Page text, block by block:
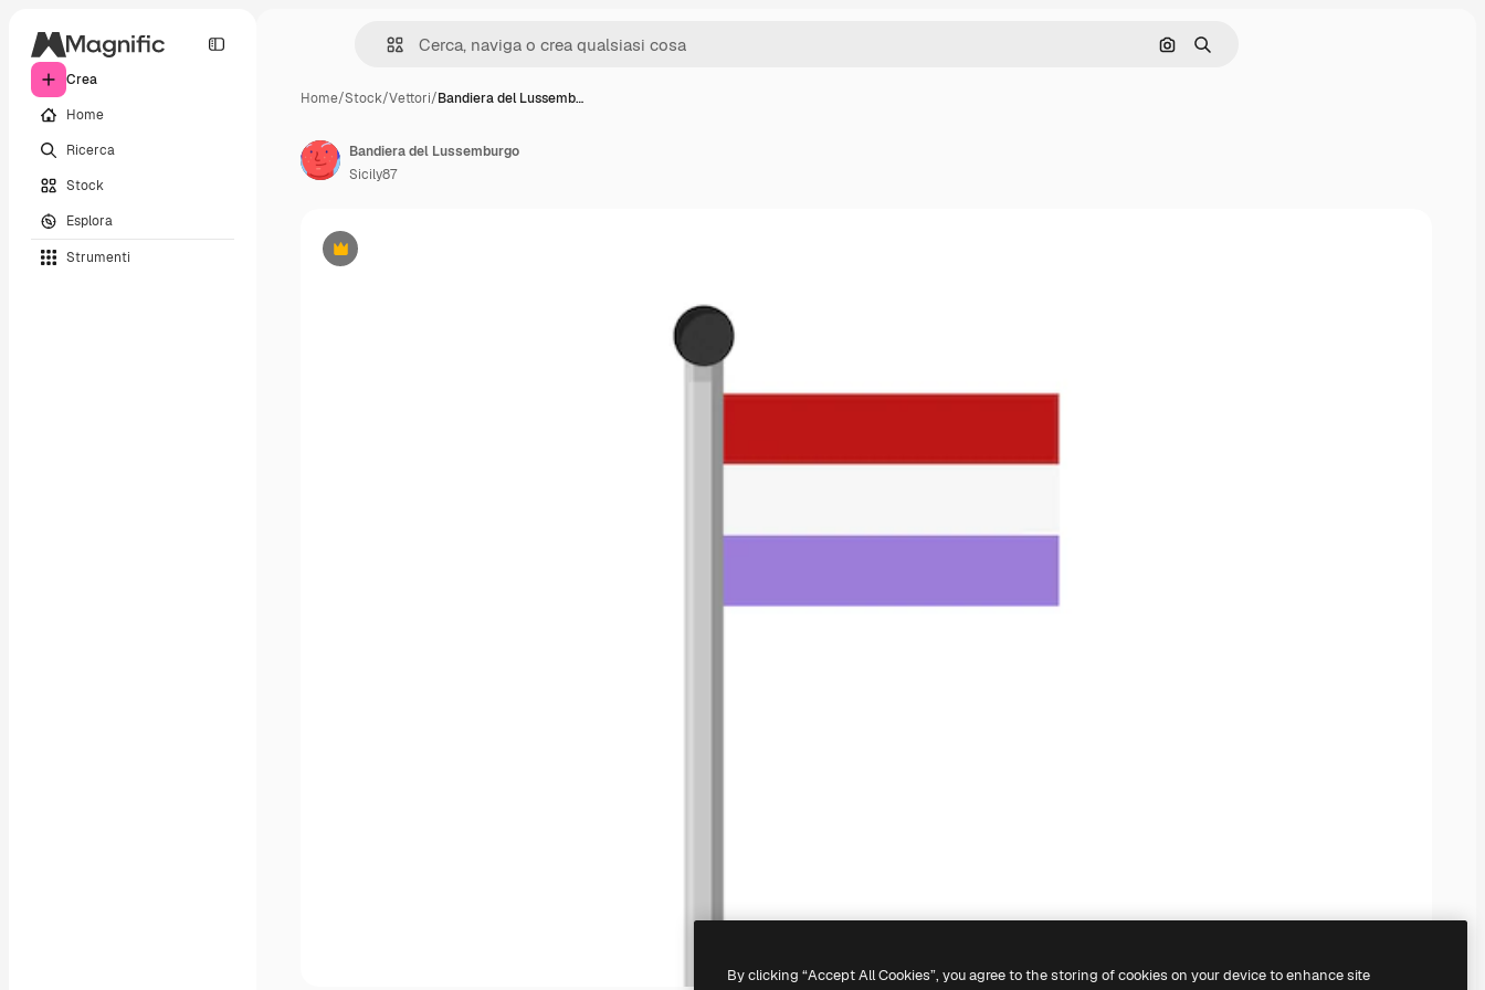
Crea
Home
Ricerca
Stock
Esplora
Strumenti
Cerca per immagine
Ricerca
Home/Stock/Vettori/Bandiera del Lussemb…
Premium
Bandiera del Lussemburgo
Sicily87
By clicking “Accept All Cookies”, you agree to the storing of cookies on your device to enhance site